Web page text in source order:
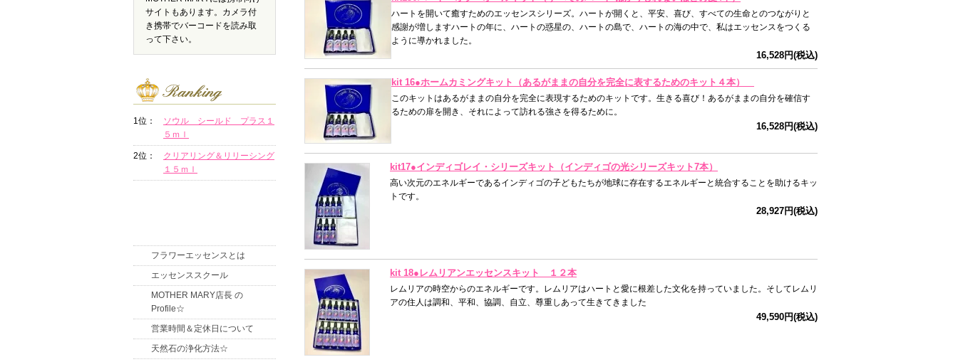
ハートを開いて癒すためのエッセンスシリーズ。ハートが開くと、平安、喜び、すべての生命とのつながりと
感謝が増しますハートの年に、ハートの惑星の、ハートの島で、ハートの海の中で、私はエッセンスをつくる
ように導かれました。
16,528円(税込)
kit 16●ホームカミングキット（あるがままの自分を完全に表するためのキット４本）
このキットはあるがままの自分を完全に表現するためのキットです。生きる喜び！あるがままの自分を確信す
るための扉を開き、それによって訪れる強さを得るために。
16,528円(税込)
kit17●インディゴレイ・シリーズキット（インディゴの光シリーズキット7本）
高い次元のエネルギーであるインディゴの子どもたちが地球に存在するエネルギーと統合することを助けるキッ
トです。
28,927円(税込)
kit 18●レムリアンエッセンスキット １２本
レムリアの時空からのエネルギーです。レムリアはハートと愛に根差した文化を持っていました。そしてレムリ
アの住人は調和、平和、協調、自立、尊重しあって生きてきました
49,590円(税込)
サイトもあります。カメラ付
き携帯でバーコードを読み取
って下さい。
1位：
ソウル シールド プラス１
５ｍｌ
2位：
クリアリング＆リリーシング
１５ｍｌ
フラワーエッセンスとは
エッセンススクール
MOTHER MARY店長 の
Profile☆
営業時間＆定休日について
天然石の浄化方法☆